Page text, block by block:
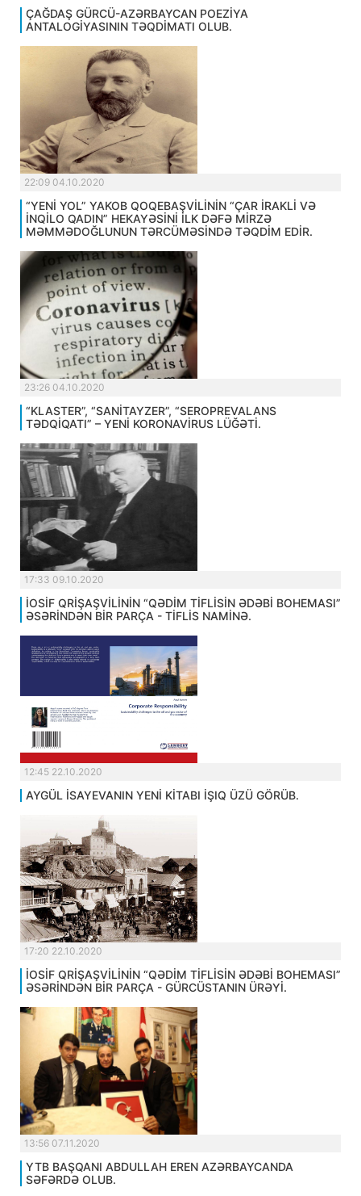
ÇAĞDAŞ GÜRCÜ-AZƏRBAYCAN POEZİYA
ANTALOGİYASININ TƏQDİMATI OLUB.
22:09 04.10.2020
“YENİ YOL” YAKOB QOQEBAŞVİLİNİN “ÇAR İRAKLİ VƏ
İNQİLO QADIN” HEKAYƏSİNİ İLK DƏFƏ MİRZƏ
MƏMMƏDOĞLUNUN TƏRCÜMƏSİNDƏ TƏQDİM EDİR.
23:26 04.10.2020
“KLASTER”, “SANİTAYZER”, “SEROPREVALANS
TƏDQİQATI” – YENİ KORONAVİRUS LÜĞƏTİ.
17:33 09.10.2020
İOSİF QRİŞAŞVİLİNİN “QƏDİM TİFLİSİN ƏDƏBİ BOHEMASI”
ƏSƏRİNDƏN BİR PARÇA - TİFLİS NAMİNƏ.
12:45 22.10.2020
AYGÜL İSAYEVANIN YENİ KİTABI İŞIQ ÜZÜ GÖRÜB.
17:20 22.10.2020
İOSİF QRİŞAŞVİLİNİN “QƏDİM TİFLİSİN ƏDƏBİ BOHEMASI”
ƏSƏRİNDƏN BİR PARÇA - GÜRCÜSTANIN ÜRƏYİ.
13:56 07.11.2020
YTB BAŞQANI ABDULLAH EREN AZƏRBAYCANDA
SƏFƏRDƏ OLUB.